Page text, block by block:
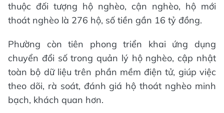
thuộc đối tượng hộ nghèo, cận nghèo, hộ mới
thoát nghèo là 276 hộ, số tiền gần 16 tỷ đồng.
Phường còn tiên phong triển khai ứng dụng
chuyển đổi số trong quản lý hộ nghèo, cập nhật
toàn bộ dữ liệu trên phần mềm điện tử, giúp việc
theo dõi, rà soát, đánh giá hộ thoát nghèo minh
bạch, khách quan hơn.